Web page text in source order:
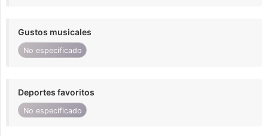
Gustos musicales
No especificado
Deportes favoritos
No especificado